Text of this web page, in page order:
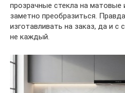
прозрачные стекла на матовые
заметно преобразиться.
изготавливать на заказ, да и с
не каждый.